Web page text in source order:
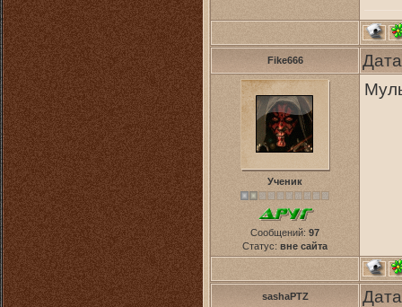
Fike666
Ученик
Сообщений: 97
Статус: вне сайта
sashaPTZ